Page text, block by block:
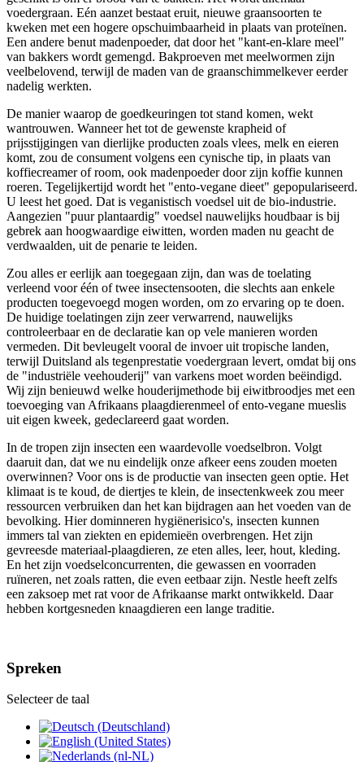
voedergraan. Eén aanzet bestaat eruit, nieuwe graansoorten te
kweken met een hogere opschuimbaarheid in plaats van proteïnen.
Een andere benut madenpoeder, dat door het "kant-en-klare meel"
van bakkers wordt gemengd. Bakproeven met meelwormen zijn
veelbelovend, terwijl de maden van de graanschimmelkever eerder
nadelig werkten.
De manier waarop de goedkeuringen tot stand komen, wekt
wantrouwen. Wanneer het tot de gewenste krapheid of
prijsstijgingen van dierlijke producten zoals vlees, melk en eieren
komt, zou de consument volgens een cynische tip, in plaats van
koffiecreamer of room, ook madenpoeder door zijn koffie kunnen
roeren. Tegelijkertijd wordt het "ento-vegane dieet" gepopulariseerd.
U leest het goed. Dat is veganistisch voedsel uit de bio-industrie.
Aangezien "puur plantaardig" voedsel nauwelijks houdbaar is bij
gebrek aan hoogwaardige eiwitten, worden maden nu geacht de
verdwaalden, uit de penarie te leiden.
Zou alles er eerlijk aan toegegaan zijn, dan was de toelating
verleend voor één of twee insectensooten, die slechts aan enkele
producten toegevoegd mogen worden, om zo ervaring op te doen.
De huidige toelatingen zijn zeer verwarrend, nauwelijks
controleerbaar en de declaratie kan op vele manieren worden
vermeden. Dit bevleugelt vooral de invoer uit tropische landen,
terwijl Duitsland als tegenprestatie voedergraan levert, omdat bij ons
de "industriële veehouderij" van varkens moet worden beëindigd.
Wij zijn benieuwd welke houderijmethode bij eiwitbroodjes met een
toevoeging van Afrikaans plaagdierenmeel of ento-vegane mueslis
uit eigen kweek, gedeclareerd gaat worden.
In de tropen zijn insecten een waardevolle voedselbron. Volgt
daaruit dan, dat we nu eindelijk onze afkeer eens zouden moeten
overwinnen? Voor ons is de productie van insecten geen optie. Het
klimaat is te koud, de diertjes te klein, de insectenkweek zou meer
ressourcen verbruiken dan het kan bijdragen aan het voeden van de
bevolking. Hier dominneren hygiënerisico's, insecten kunnen
immers tal van ziekten en epidemieën overbrengen. Het zijn
gevreesde materiaal-plaagdieren, ze eten alles, leer, hout, kleding.
En het zijn voedselconcurrenten, die gewassen en voorraden
ruïneren, net zoals ratten, die even eetbaar zijn. Nestle heeft zelfs
een zaksoep met rat voor de Afrikaanse markt ontwikkeld. Daar
hebben kortgesneden knaagdieren een lange traditie.
Spreken
Selecteer de taal